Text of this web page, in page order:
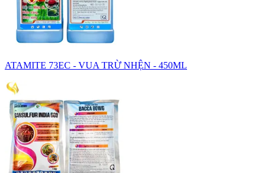
ATAMITE 73EC - VUA TRỪ NHỆN - 450ML